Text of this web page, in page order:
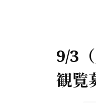
9/3
観覧